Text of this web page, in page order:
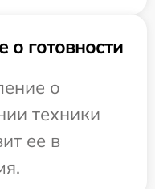
готовности
о
техники
ее в